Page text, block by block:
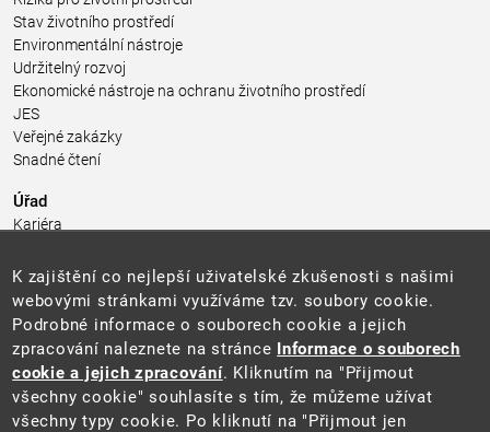
Stav životního prostředí
Environmentální nástroje
Udržitelný rozvoj
Ekonomické nástroje na ochranu životního prostředí
JES
Veřejné zakázky
Snadné čtení
Úřad
Kariéra
Pro média a veřejnost
Povinně zveřejňované informace
Kontakty
Přistupnost budovy úřadu MŽP
(PDF, 204 kB)
Web
Aktuality
Ochrana osobních údajů
K zajištění co nejlepší uživatelské zkušenosti s našimi
webovými stránkami využíváme tzv. soubory cookie.
Podrobné informace o souborech cookie a jejich
zpracování naleznete na stránce Informace o souborech
cookie a jejich zpracování. Kliknutím na "Přijmout
všechny cookie" souhlasíte s tím, že můžeme užívat
všechny typy cookie. Po kliknutí na "Přijmout jen